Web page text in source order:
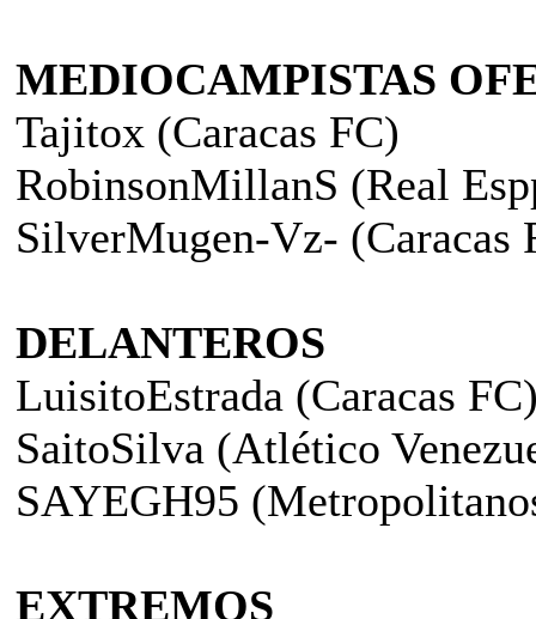
MEDIOCAMPISTAS
Tajitox (Caracas FC)
RobinsonMillanS (Real
SilverMugen-Vz- (Caracas
DELANTEROS
LuisitoEstrada (Caracas
SaitoSilva (Atlético
SAYEGH95
EXTREMOS